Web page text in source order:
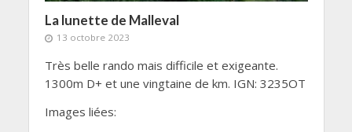
La lunette de Malleval
13 octobre 2023
Très belle rando mais difficile et exigeante.
1300m D+ et une vingtaine de km. IGN: 3235OT
Images liées: